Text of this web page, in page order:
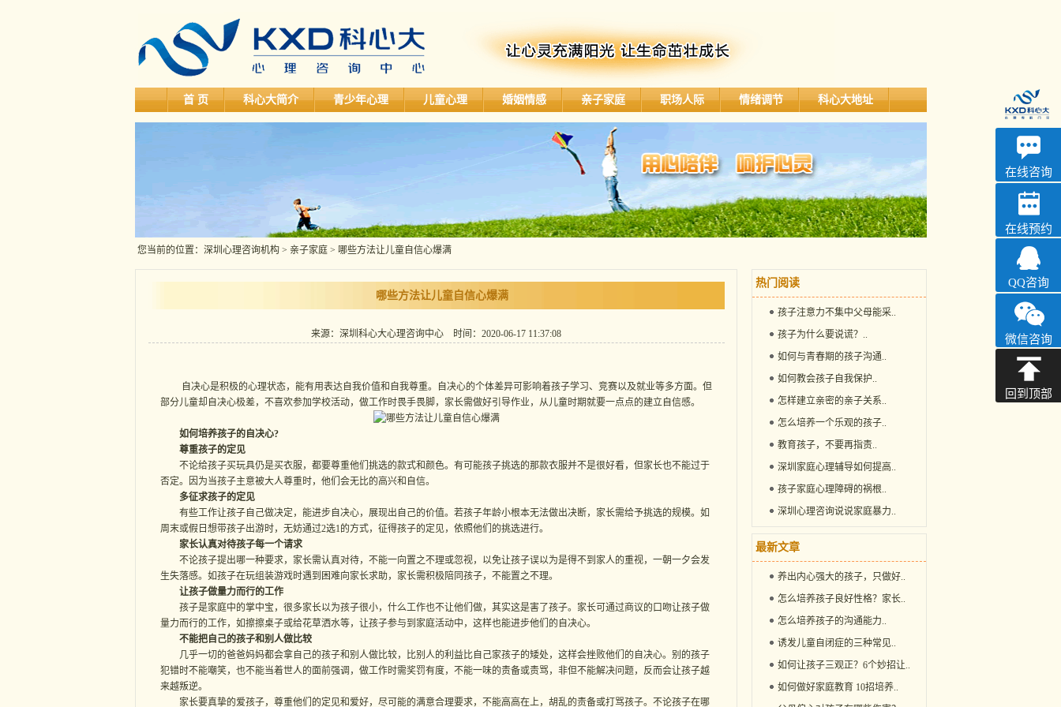
首 页 科心大简介 青少年心理 儿童心理 婚姻情感 亲子家庭 职场人际 情绪调节 科心大地址
您当前的位置： 深圳心理咨询机构> 亲子家庭> 哪些方法让儿童自信心爆满
哪些方法让儿童自信心爆满
来源：深圳科心大心理咨询中心 时间：2020-06-17 11:37:08
自决心是积极的心理状态，能有用表达自我价值和自我尊重。自决心的个体差异可影响着孩子学习、竞赛以及就业等多方面。但
部分儿童却自决心极差，不喜欢参加学校活动，做工作时畏手畏脚，家长需做好引导作业，从儿童时期就要一点点的建立自信感。
如何培养孩子的自决心?
尊重孩子的定见
不论给孩子买玩具仍是买衣服，都要尊重他们挑选的款式和颜色。有可能孩子挑选的那款衣服并不是很好看，但家长也不能过于
否定。因为当孩子主意被大人尊重时，他们会无比的高兴和自信。
多征求孩子的定见
有些工作让孩子自己做决定，能进步自决心，展现出自己的价值。若孩子年龄小根本无法做出决断，家长需给予挑选的规模。如
周末或假日想带孩子出游时，无妨通过2选1的方式，征得孩子的定见，依照他们的挑选进行。
家长认真对待孩子每一个请求
不论孩子提出哪一种要求，家长需认真对待，不能一向置之不理或忽视，以免让孩子误以为是得不到家人的重视，一朝一夕会发
生失落感。如孩子在玩组装游戏时遇到困难向家长求助，家长需积极陪同孩子，不能置之不理。
让孩子做量力而行的工作
孩子是家庭中的掌中宝，很多家长以为孩子很小，什么工作也不让他们做，其实这是害了孩子。家长可通过商议的口吻让孩子做
量力而行的工作，如擦擦桌子或给花草洒水等，让孩子参与到家庭活动中，这样也能进步他们的自决心。
不能把自己的孩子和别人做比较
几乎一切的爸爸妈妈都会拿自己的孩子和别人做比较，比别人的利益比自己家孩子的矮处，这样会挫败他们的自决心。别的孩子
犯错时不能嘲笑，也不能当着世人的面前强调，做工作时需奖罚有度，不能一味的责备或责骂，非但不能解决问题，反而会让孩子越
来越叛逆。
家长要真挚的爱孩子，尊重他们的定见和爱好，尽可能的满意合理要求，不能高高在上，胡乱的责备或打骂孩子。不论孩子在哪
热门阅读
孩子注意力不集中父母能采..
孩子为什么要说谎？ ..
如何与青春期的孩子沟通..
如何教会孩子自我保护..
怎样建立亲密的亲子关系..
怎么培养一个乐观的孩子..
教育孩子，不要再指责..
深圳家庭心理辅导如何提高..
孩子家庭心理障碍的祸根..
深圳心理咨询说说家庭暴力..
最新文章
养出内心强大的孩子，只做好..
怎么培养孩子良好性格？家长..
怎么培养孩子的沟通能力..
诱发儿童自闭症的三种常见..
如何让孩子三观正？6个妙招让..
如何做好家庭教育 10招培养..
深科
心理咨询
在线咨询
在线预约
QQ咨询
微信咨询
回到顶部